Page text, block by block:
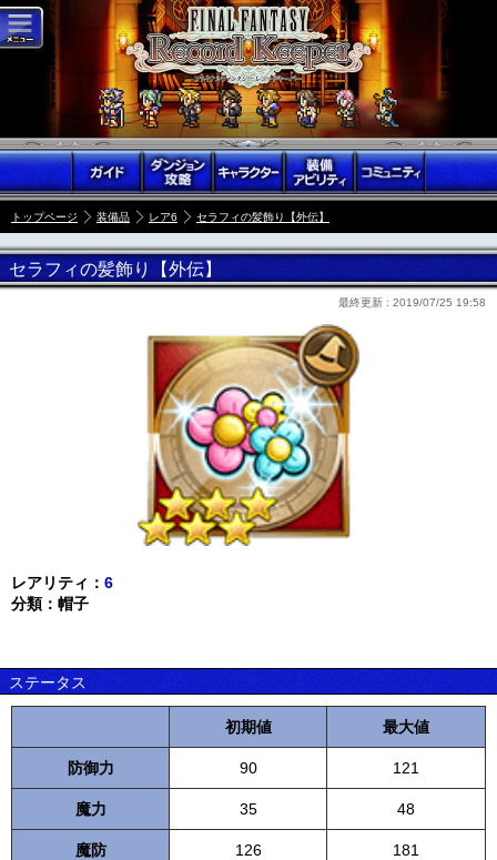
トップページ 装備品 レア6 セラフィの髪飾り【外伝】
セラフィの髪飾り【外伝】
最終更新 : 2019/07/25 19:58
レアリティ： 6
分類：帽子
ステータス
初期値 最大値
防御力 90 121
魔力 35 48
魔防 126 181